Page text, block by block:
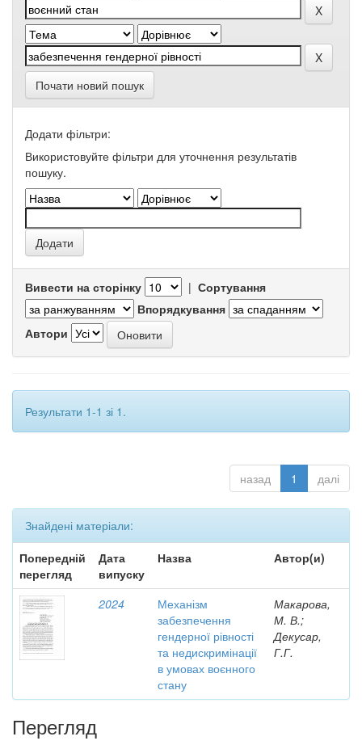
Почати новий пошук
Додати фільтри:
Використовуйте фільтри для уточнення результатів
пошуку.
Вивести на сторінку | Сортування
Впорядкування
Автори
Результати 1-1 зі 1.
назад 1 далі
Знайдені матеріали:
Попередній
перегляд
Дата
випуску
Назва Автор(и)
2024
Механізм
забезпечення
гендерної рівності
та недискримінації
в умовах воєнного
стану
Макарова,
М. В.;
Декусар,
Г.Г.
Перегляд